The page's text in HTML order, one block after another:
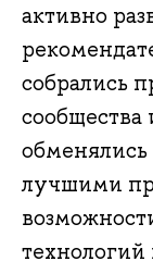
активно
собрались
лучшими
технологий